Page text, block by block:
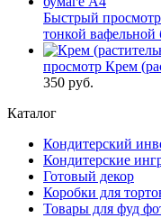
Быстрый просмотр
тонкой вафельной
просмотр Крем
350 руб.
Каталог
Кондитерский
Кондитерские
Готовый декор
Коробки для
Товары для фуд